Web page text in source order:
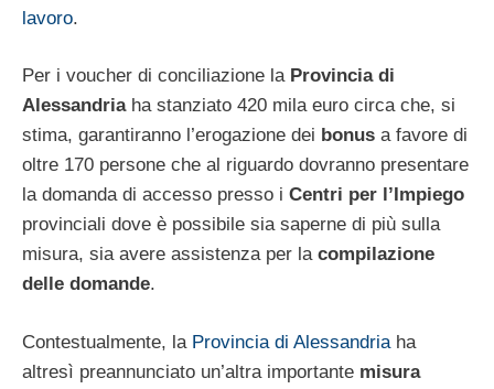
lavoro.
Per i voucher di conciliazione la Provincia di
Alessandriaha stanziato 420 mila euro circa che, si
stima, garantiranno l’erogazione dei bonus a favore di
oltre 170 persone che al riguardo dovranno presentare
la domanda di accesso presso i Centri per l’Impiego
provinciali dove è possibile sia saperne di più sulla
misura, sia avere assistenza per la compilazione
delle domande.
Contestualmente, la Provincia di Alessandriaha
altresì preannunciato un’altra importante misura